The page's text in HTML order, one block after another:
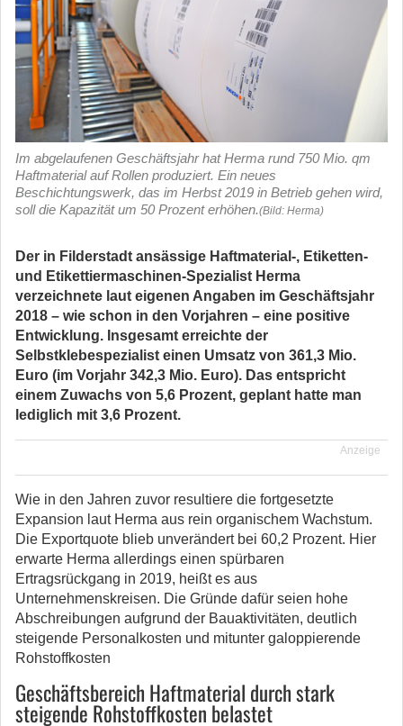
Im abgelaufenen Geschäftsjahr hat Herma rund 750 Mio. qm
Haftmaterial auf Rollen produziert. Ein neues
Beschichtungswerk, das im Herbst 2019 in Betrieb gehen wird,
soll die Kapazität um 50 Prozent erhöhen.(Bild: Herma)
Der in Filderstadt ansässige Haftmaterial-, Etiketten-
und Etikettiermaschinen-Spezialist Herma
verzeichnete laut eigenen Angaben im Geschäftsjahr
2018 – wie schon in den Vorjahren – eine positive
Entwicklung. Insgesamt erreichte der
Selbstklebespezialist einen Umsatz von 361,3 Mio.
Euro (im Vorjahr 342,3 Mio. Euro). Das entspricht
einem Zuwachs von 5,6 Prozent, geplant hatte man
lediglich mit 3,6 Prozent.
Anzeige
Wie in den Jahren zuvor resultiere die fortgesetzte
Expansion laut Herma aus rein organischem Wachstum.
Die Exportquote blieb unverändert bei 60,2 Prozent. Hier
erwarte Herma allerdings einen spürbaren
Ertragsrückgang in 2019, heißt es aus
Unternehmenskreisen. Die Gründe dafür seien hohe
Abschreibungen aufgrund der Bauaktivitäten, deutlich
steigende Personalkosten und mitunter galoppierende
Rohstoffkosten
Geschäftsbereich Haftmaterial durch stark
steigende Rohstoffkosten belastet